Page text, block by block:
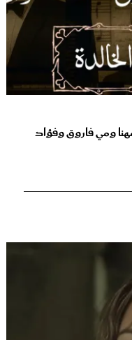
ومي فاروق ‏وفؤاد